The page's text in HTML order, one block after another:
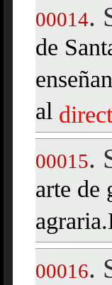
00014.
de
al
00015.
arte de
00016.